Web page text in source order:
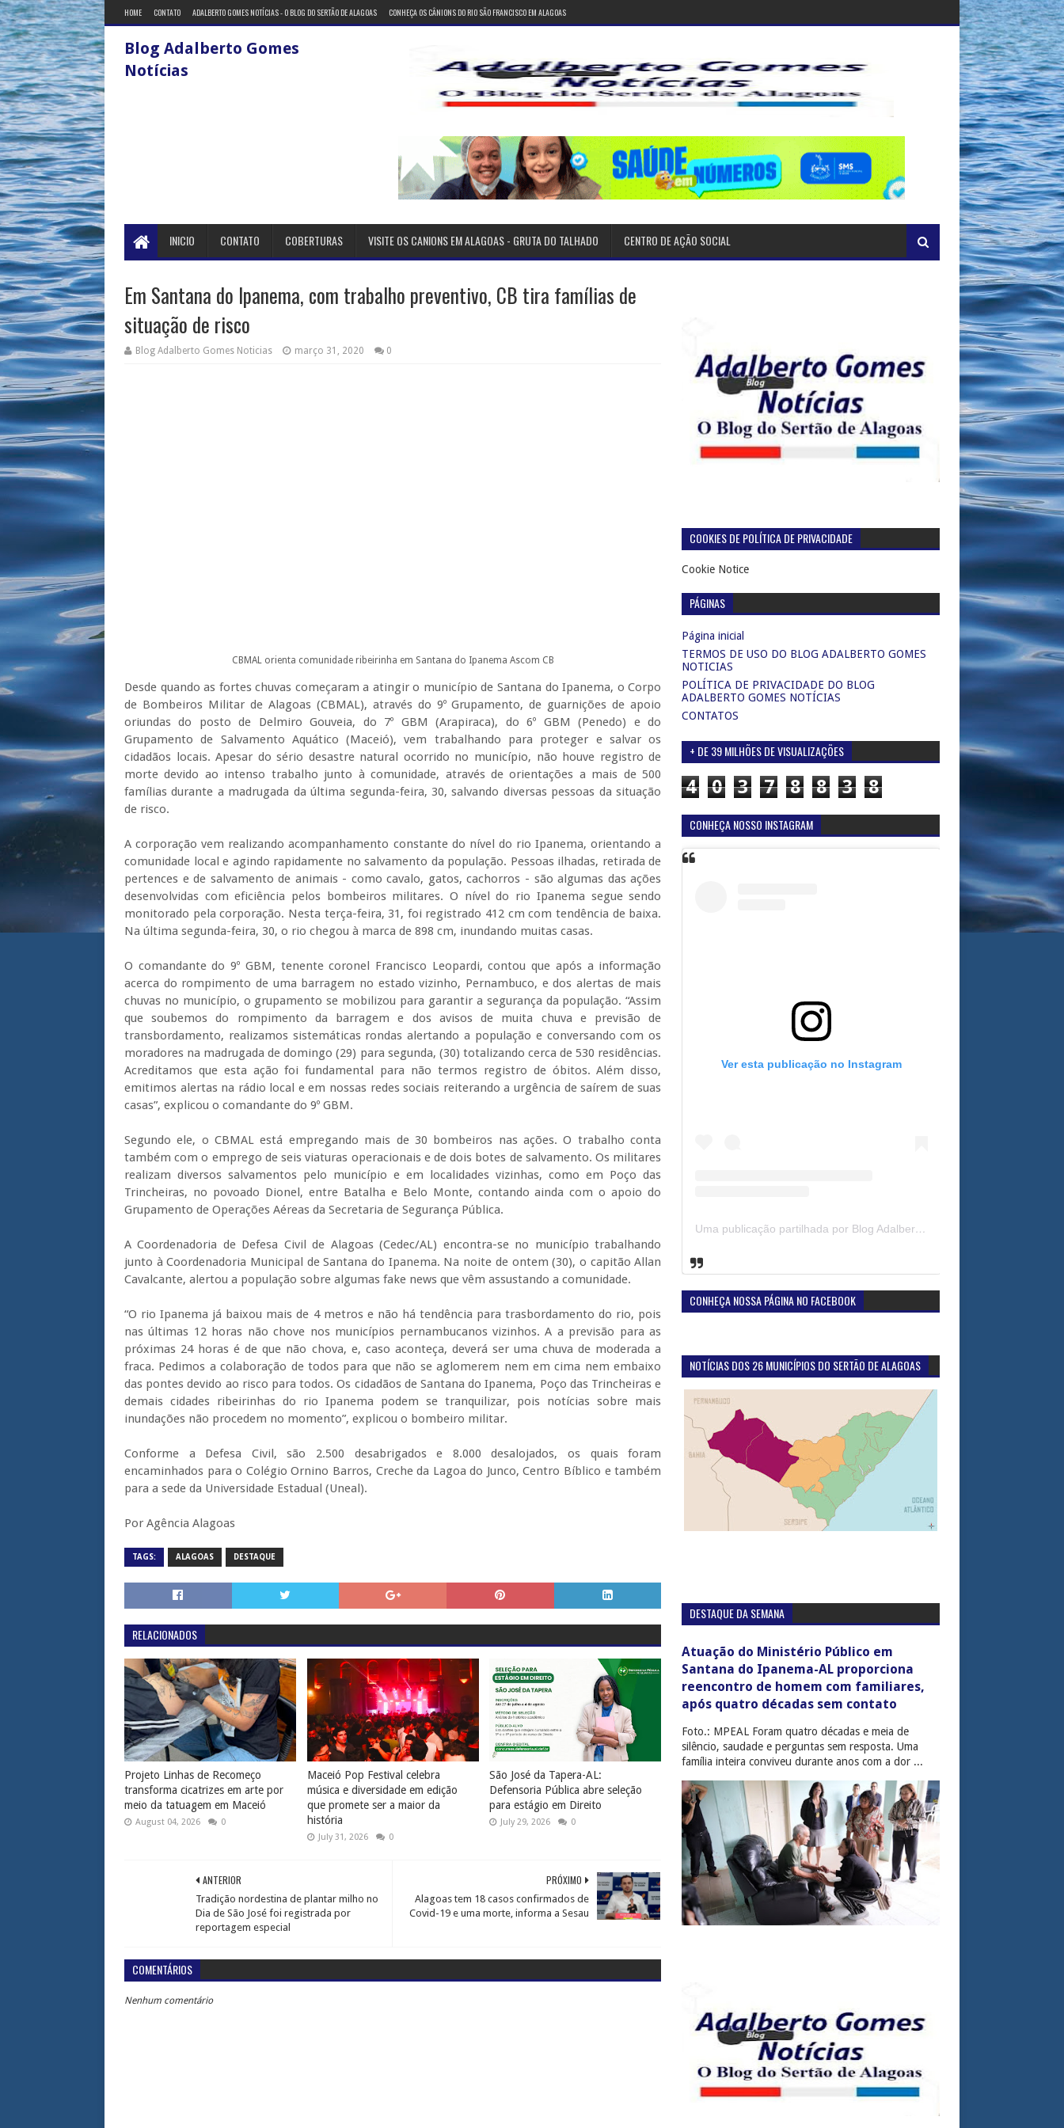
HOME CONTATO ADALBERTO GOMES NOTÍCIAS - O BLOG DO SERTÃO DE ALAGOAS CONHEÇA OS CÂNIONS DO RIO SÃO FRANCISCO EM ALAGOAS
Blog Adalberto Gomes
Notícias
INICIO CONTATO COBERTURAS VISITE OS CANIONS EM ALAGOAS - GRUTA DO TALHADO CENTRO DE AÇÃO SOCIAL
Em Santana do Ipanema, com trabalho preventivo, CB tira famílias de
situação de risco
Blog Adalberto Gomes Noticias março 31, 2020 0
CBMAL orienta comunidade ribeirinha em Santana do Ipanema Ascom CB
Desde quando as fortes chuvas começaram a atingir o município de Santana do Ipanema, o Corpo
de Bombeiros Militar de Alagoas (CBMAL), através do 9º Grupamento, de guarnições de apoio
oriundas do posto de Delmiro Gouveia, do 7º GBM (Arapiraca), do 6º GBM (Penedo) e do
Grupamento de Salvamento Aquático (Maceió), vem trabalhando para proteger e salvar os
cidadãos locais. Apesar do sério desastre natural ocorrido no município, não houve registro de
morte devido ao intenso trabalho junto à comunidade, através de orientações a mais de 500
famílias durante a madrugada da última segunda-feira, 30, salvando diversas pessoas da situação
de risco.
A corporação vem realizando acompanhamento constante do nível do rio Ipanema, orientando a
comunidade local e agindo rapidamente no salvamento da população. Pessoas ilhadas, retirada de
pertences e de salvamento de animais - como cavalo, gatos, cachorros - são algumas das ações
desenvolvidas com eficiência pelos bombeiros militares. O nível do rio Ipanema segue sendo
monitorado pela corporação. Nesta terça-feira, 31, foi registrado 412 cm com tendência de baixa.
Na última segunda-feira, 30, o rio chegou à marca de 898 cm, inundando muitas casas.
O comandante do 9º GBM, tenente coronel Francisco Leopardi, contou que após a informação
acerca do rompimento de uma barragem no estado vizinho, Pernambuco, e dos alertas de mais
chuvas no município, o grupamento se mobilizou para garantir a segurança da população. “Assim
que soubemos do rompimento da barragem e dos avisos de muita chuva e previsão de
transbordamento, realizamos sistemáticas rondas alertando a população e conversando com os
moradores na madrugada de domingo (29) para segunda, (30) totalizando cerca de 530 residências.
Acreditamos que esta ação foi fundamental para não termos registro de óbitos. Além disso,
emitimos alertas na rádio local e em nossas redes sociais reiterando a urgência de saírem de suas
casas”, explicou o comandante do 9º GBM.
Segundo ele, o CBMAL está empregando mais de 30 bombeiros nas ações. O trabalho conta
também com o emprego de seis viaturas operacionais e de dois botes de salvamento. Os militares
realizam diversos salvamentos pelo município e em localidades vizinhas, como em Poço das
Trincheiras, no povoado Dionel, entre Batalha e Belo Monte, contando ainda com o apoio do
Grupamento de Operações Aéreas da Secretaria de Segurança Pública.
A Coordenadoria de Defesa Civil de Alagoas (Cedec/AL) encontra-se no município trabalhando
junto à Coordenadoria Municipal de Santana do Ipanema. Na noite de ontem (30), o capitão Allan
Cavalcante, alertou a população sobre algumas fake news que vêm assustando a comunidade.
“O rio Ipanema já baixou mais de 4 metros e não há tendência para trasbordamento do rio, pois
nas últimas 12 horas não chove nos municípios pernambucanos vizinhos. A a previsão para as
próximas 24 horas é de que não chova, e, caso aconteça, deverá ser uma chuva de moderada a
fraca. Pedimos a colaboração de todos para que não se aglomerem nem em cima nem embaixo
das pontes devido ao risco para todos. Os cidadãos de Santana do Ipanema, Poço das Trincheiras e
demais cidades ribeirinhas do rio Ipanema podem se tranquilizar, pois notícias sobre mais
inundações não procedem no momento”, explicou o bombeiro militar.
Conforme a Defesa Civil, são 2.500 desabrigados e 8.000 desalojados, os quais foram
encaminhados para o Colégio Ornino Barros, Creche da Lagoa do Junco, Centro Bíblico e também
para a sede da Universidade Estadual (Uneal).
Por Agência Alagoas
TAGS: ALAGOAS DESTAQUE
RELACIONADOS
Projeto Linhas de Recomeço
transforma cicatrizes em arte por
meio da tatuagem em Maceió
August 04, 2026 0
Maceió Pop Festival celebra
música e diversidade em edição
que promete ser a maior da
história
July 31, 2026 0
São José da Tapera-AL:
Defensoria Pública abre seleção
para estágio em Direito
July 29, 2026 0
PRÓXIMO
Alagoas tem 18 casos confirmados de
Covid-19 e uma morte, informa a Sesau
ANTERIOR
Tradição nordestina de plantar milho no
Dia de São José foi registrada por
reportagem especial
COMENTÁRIOS
Nenhum comentário
COOKIES DE POLÍTICA DE PRIVACIDADE
Cookie Notice
PÁGINAS
Página inicial
TERMOS DE USO DO BLOG ADALBERTO GOMES
NOTICIAS
POLÍTICA DE PRIVACIDADE DO BLOG
ADALBERTO GOMES NOTÍCIAS
CONTATOS
+ DE 39 MILHÕES DE VISUALIZAÇÕES
4 0 3 7 8 8 3 8
CONHEÇA NOSSO INSTAGRAM
Ver esta publicação no Instagram
Uma publicação partilhada por Blog Adalberto Gomes Noticias (@blogadalbertogomesnoticiass)
CONHEÇA NOSSA PÁGINA NO FACEBOOK
NOTÍCIAS DOS 26 MUNICÍPIOS DO SERTÃO DE ALAGOAS
DESTAQUE DA SEMANA
Atuação do Ministério Público em
Santana do Ipanema-AL proporciona
reencontro de homem com familiares,
após quatro décadas sem contato
Foto.: MPEAL Foram quatro décadas e meia de
silêncio, saudade e perguntas sem resposta. Uma
família inteira conviveu durante anos com a dor ...